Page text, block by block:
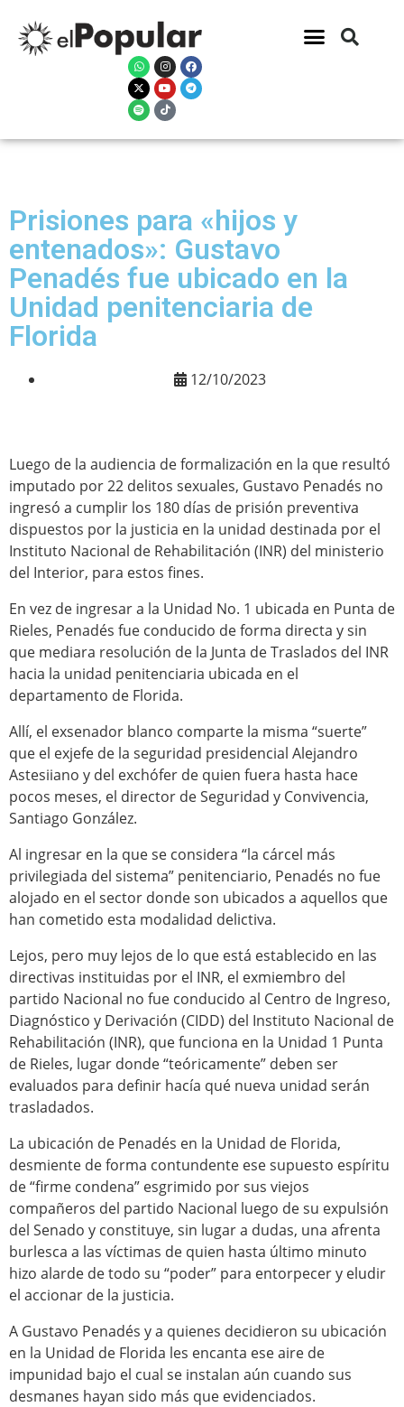
Prisiones para «hijos y
entenados»: Gustavo
Penadés fue ubicado en la
Unidad penitenciaria de
Florida
12/10/2023
Luego de la audiencia de formalización en la que resultó
imputado por 22 delitos sexuales, Gustavo Penadés no
ingresó a cumplir los 180 días de prisión preventiva
dispuestos por la justicia en la unidad destinada por el
Instituto Nacional de Rehabilitación (INR) del ministerio
del Interior, para estos fines.
En vez de ingresar a la Unidad No. 1 ubicada en Punta de
Rieles, Penadés fue conducido de forma directa y sin
que mediara resolución de la Junta de Traslados del INR
hacia la unidad penitenciaria ubicada en el
departamento de Florida.
Allí, el exsenador blanco comparte la misma “suerte”
que el exjefe de la seguridad presidencial Alejandro
Astesiiano y del exchófer de quien fuera hasta hace
pocos meses, el director de Seguridad y Convivencia,
Santiago González.
Al ingresar en la que se considera “la cárcel más
privilegiada del sistema” penitenciario, Penadés no fue
alojado en el sector donde son ubicados a aquellos que
han cometido esta modalidad delictiva.
Lejos, pero muy lejos de lo que está establecido en las
directivas instituidas por el INR, el exmiembro del
partido Nacional no fue conducido al Centro de Ingreso,
Diagnóstico y Derivación (CIDD) del Instituto Nacional de
Rehabilitación (INR), que funciona en la Unidad 1 Punta
de Rieles, lugar donde “teóricamente” deben ser
evaluados para definir hacía qué nueva unidad serán
trasladados.
La ubicación de Penadés en la Unidad de Florida,
desmiente de forma contundente ese supuesto espíritu
de “firme condena” esgrimido por sus viejos
compañeros del partido Nacional luego de su expulsión
del Senado y constituye, sin lugar a dudas, una afrenta
burlesca a las víctimas de quien hasta último minuto
hizo alarde de todo su “poder” para entorpecer y eludir
el accionar de la justicia.
A Gustavo Penadés y a quienes decidieron su ubicación
en la Unidad de Florida les encanta ese aire de
impunidad bajo el cual se instalan aún cuando sus
desmanes hayan sido más que evidenciados.